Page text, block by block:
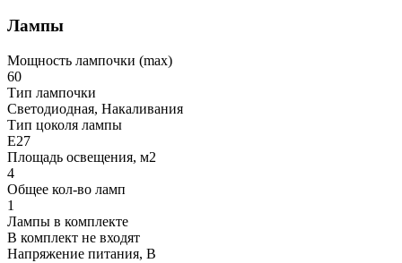
Лампы
Мощность лампочки (max)
60
Тип лампочки
Светодиодная, Накаливания
Тип цоколя лампы
E27
Площадь освещения, м2
4
Общее кол-во ламп
1
Лампы в комплекте
В комплект не входят
Напряжение питания, В